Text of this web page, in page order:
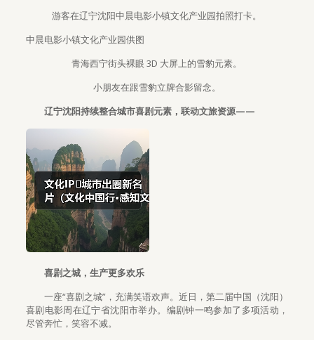
游客在辽宁沈阳中晨电影小镇文化产业园拍照打卡。
中晨电影小镇文化产业园供图
青海西宁街头裸眼 3D 大屏上的雪豹元素。
小朋友在跟雪豹立牌合影留念。
辽宁沈阳持续整合城市喜剧元素，联动文旅资源——
喜剧之城，生产更多欢乐
一座“喜剧之城”，充满笑语欢声。近日，第二届中国（沈阳）
喜剧电影周在辽宁省沈阳市举办。编剧钟一鸣参加了多项活动，
尽管奔忙，笑容不减。